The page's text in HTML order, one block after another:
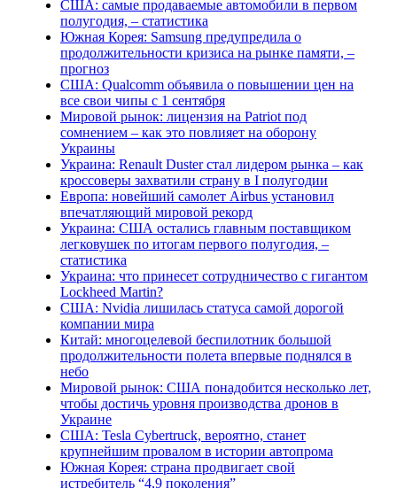
США: самые продаваемые автомобили в первом
полугодия, – статистика
Южная Корея: Samsung предупредила о
продолжительности кризиса на рынке памяти, –
прогноз
США: Qualcomm объявила о повышении цен на
все свои чипы с 1 сентября
Мировой рынок: лицензия на Patriot под
сомнением – как это повлияет на оборону
Украины
Украина: Renault Duster стал лидером рынка – как
кроссоверы захватили страну в I полугодии
Европа: новейший самолет Airbus установил
впечатляющий мировой рекорд
Украина: США остались главным поставщиком
легковушек по итогам первого полугодия, –
статистика
Украина: что принесет сотрудничество с гигантом
Lockheed Martin?
США: Nvidia лишилась статуса самой дорогой
компании мира
Китай: многоцелевой беспилотник большой
продолжительности полета впервые поднялся в
небо
Мировой рынок: США понадобится несколько лет,
чтобы достичь уровня производства дронов в
Украине
США: Tesla Cybertruck, вероятно, станет
крупнейшим провалом в истории автопрома
Южная Корея: страна продвигает свой
истребитель “4,9 поколения”